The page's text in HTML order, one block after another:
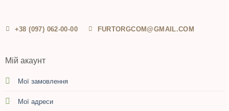
+38 (097) 062-00-00 FURTORGCOM@GMAIL.COM
Мій акаунт
Мої замовлення
Мої адреси